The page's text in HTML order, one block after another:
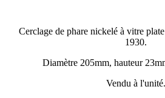
Cerclage de phare nickelé à vitre
1930.
Diamètre 205mm, hauteur
Vendu à l'unité.